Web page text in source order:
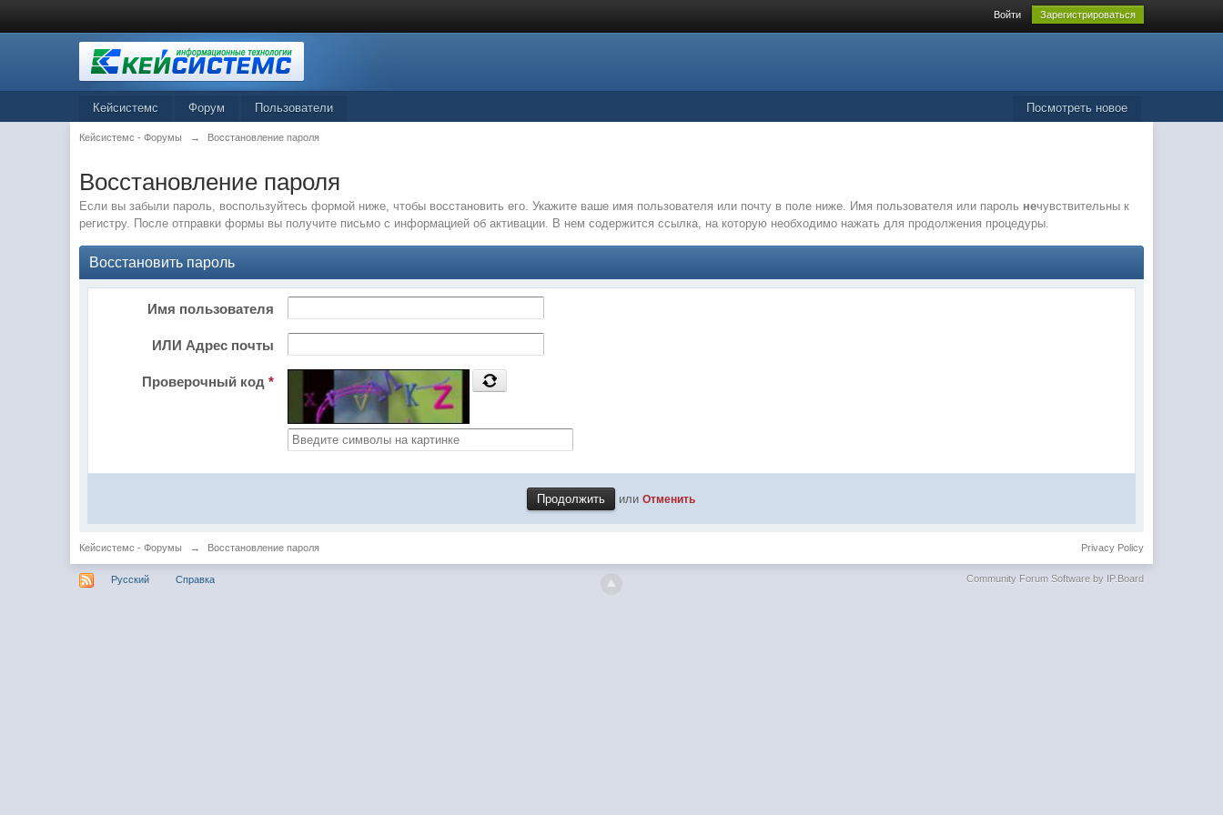
Войти Зарегистрироваться
Посмотреть новое
Кейсистемс Форум Пользователи
Кейсистемс - Форумы → Восстановление пароля
Восстановление пароля
Если вы забыли пароль, воспользуйтесь формой ниже, чтобы восстановить его. Укажите ваше имя пользователя или почту в поле ниже. Имя пользователя или пароль нечувствительны к
регистру. После отправки формы вы получите письмо с информацией об активации. В нем содержится ссылка, на которую необходимо нажать для продолжения процедуры.
Восстановить пароль
Имя пользователя
ИЛИ Адрес почты
Проверочный код*
илиОтменить
Кейсистемс - Форумы → Восстановление пароля Privacy Policy
Русский Справка Community Forum Software by IP.Board